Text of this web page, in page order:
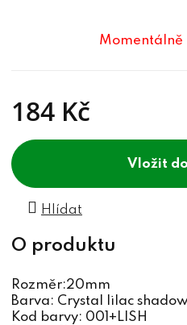
Momentálně
184 Kč
Hlídat
Rozměr:20mm
Barva: Crystal lilac
Kod barvy: 001+LISH